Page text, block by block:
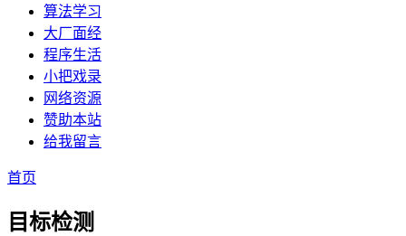
算法学习
大厂面经
程序生活
小把戏录
网络资源
赞助本站
给我留言
首页
目标检测